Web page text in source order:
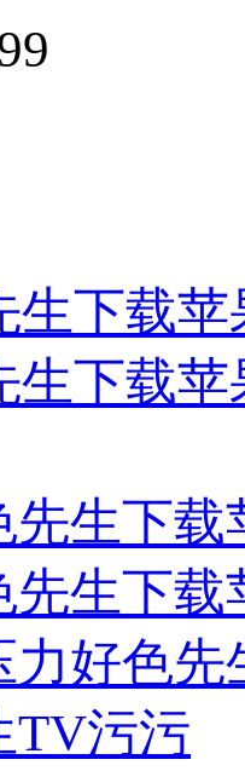
生下载
生下载
先生下
先生下
力好色
TV污污